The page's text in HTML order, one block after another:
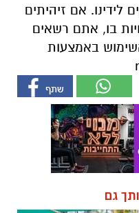
לידינו. אם זיהיתים
בו, אתם רשאים
באמצעות
גם